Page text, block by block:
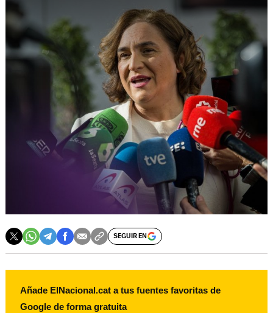
SEGUIR EN
Añade ElNacional.cat a tus fuentes favoritas de
Google de forma gratuita